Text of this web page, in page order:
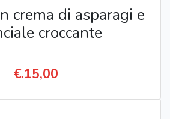
crema di asparagi e
croccante
€.15,00